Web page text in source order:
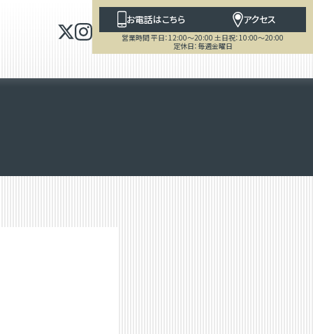
お電話はこちら アクセス
営業時間 平日：12:00～20:00 土日祝：10:00～20:00
定休日：毎週金曜日